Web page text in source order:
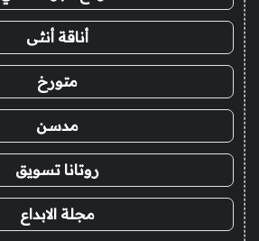
أناقة أنثى
متورخ
مدسن
روتانا تسويق
مجلة الابداع